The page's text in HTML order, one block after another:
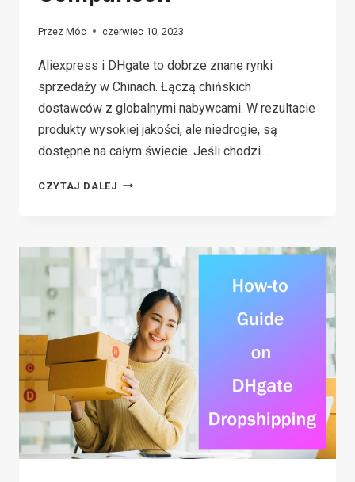
Przez Móc czerwiec 10, 2023
Aliexpress i DHgate to dobrze znane rynki
sprzedaży w Chinach. Łączą chińskich
dostawców z globalnymi nabywcami. W rezultacie
produkty wysokiej jakości, ale niedrogie, są
dostępne na całym świecie. Jeśli chodzi…
CZYTAJ DALEJ ALIEXPRESS
IN
2026:
A
DETAILED
COMPARISON